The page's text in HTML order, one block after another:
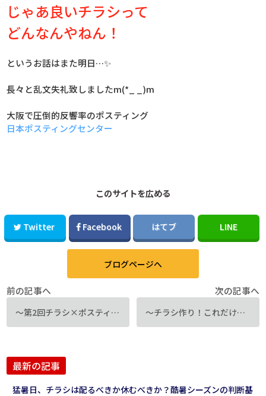
じゃあ良いチラシって
どんなんやねん！
というお話はまた明日…✨
長々と乱文失礼致しましたm(*_ _)m
大阪で圧倒的反響率のポスティング
日本ポスティングセンター
このサイトを広める
Twitter Facebook はてブ LINE
ブログページへ
前の記事へ
～第2回チラシ×ポスティング反響アップセミナー～
次の記事へ
～チラシ作り！これだけは押さえるべし①～
最新の記事
猛暑日、チラシは配るべきか休むべきか？酷暑シーズンの判断基